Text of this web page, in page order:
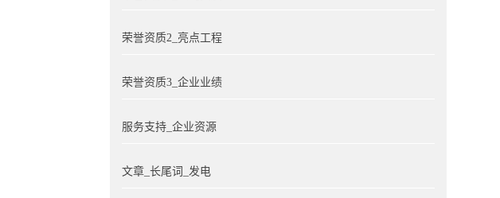
荣誉资质2_亮点工程
荣誉资质3_企业业绩
服务支持_企业资源
文章_长尾词_发电